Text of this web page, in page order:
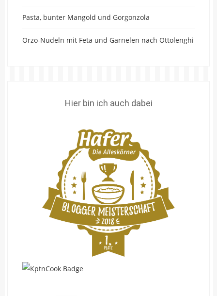
Pasta, bunter Mangold und Gorgonzola
Orzo-Nudeln mit Feta und Garnelen nach Ottolenghi
Hier bin ich auch dabei